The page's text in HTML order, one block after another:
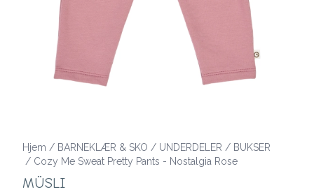
Hjem / BARNEKLÆR & SKO / UNDERDELER / BUKSER
/ Cozy Me Sweat Pretty Pants - Nostalgia Rose
MÜSLI